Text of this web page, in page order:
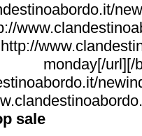
http://
sale